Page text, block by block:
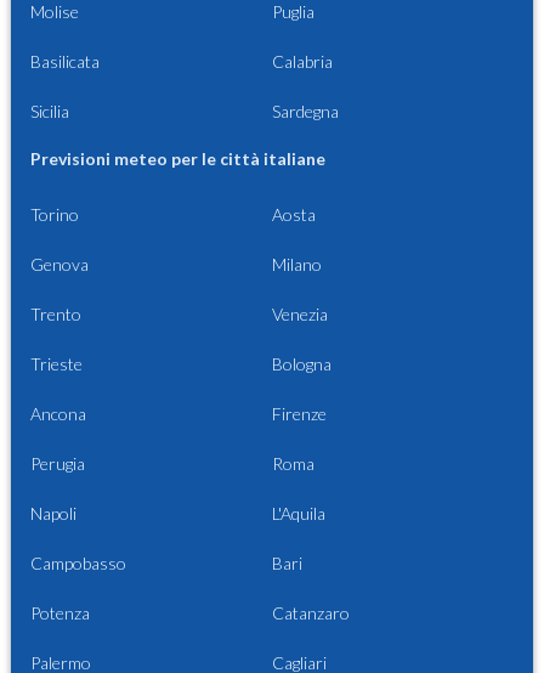
Molise Puglia
Basilicata Calabria
Sicilia Sardegna
Previsioni meteo per le città italiane
Torino Aosta
Genova Milano
Trento Venezia
Trieste Bologna
Ancona Firenze
Perugia Roma
Napoli L'Aquila
Campobasso Bari
Potenza Catanzaro
Palermo Cagliari